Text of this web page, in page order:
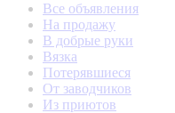
Все объявления
На продажу
В добрые руки
Вязка
Потерявшиеся
От заводчиков
Из приютов